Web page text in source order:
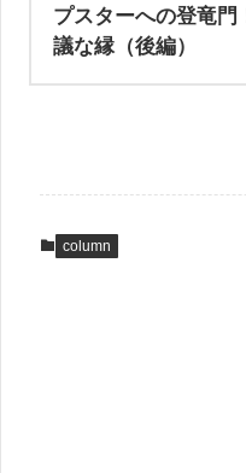
プスターへの登竜
議な縁（後編）
column